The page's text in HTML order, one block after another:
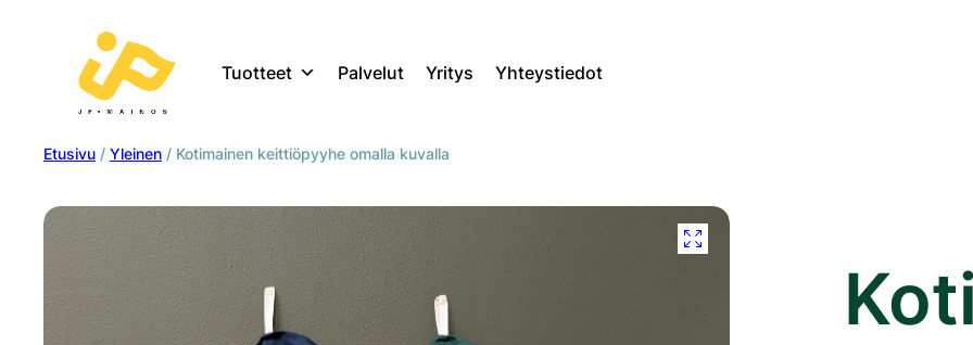
Tuotteet Palvelut Yritys Yhteystiedot
Etusivu / Yleinen / Kotimainen keittiöpyyhe omalla kuvalla